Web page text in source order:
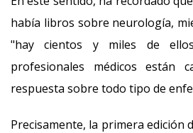
había libros sobre neurología,
"hay cientos y miles de
profesionales médicos están
respuesta sobre todo tipo de
Precisamente, la primera edición